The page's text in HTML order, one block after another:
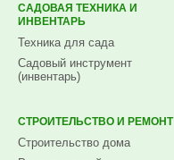
САДОВАЯ ТЕХНИКА И
ИНВЕНТАРЬ
Техника для сада
Садовый инструмент
(инвентарь)
СТРОИТЕЛЬСТВО И РЕМОНТ
Строительство дома